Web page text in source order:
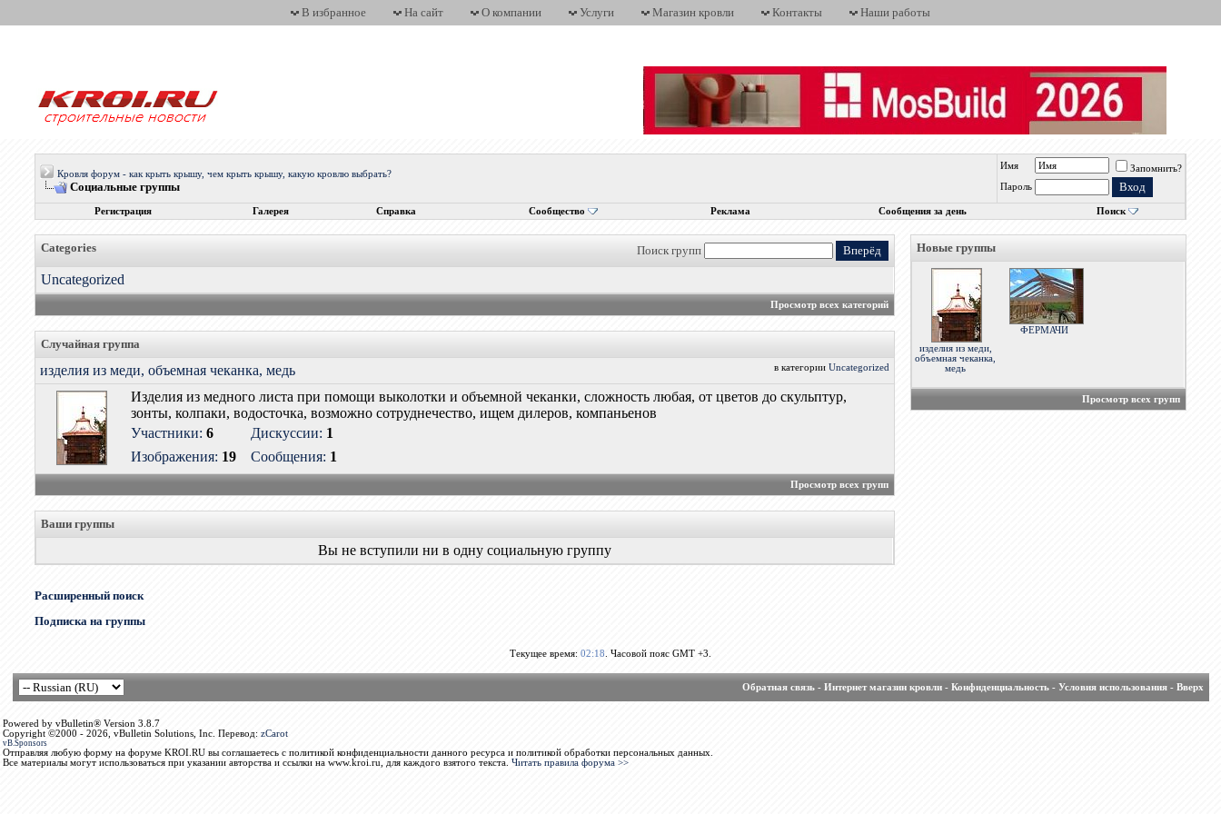
В избранное На сайт О компании Услуги Магазин кровли Контакты Наши работы
Кровля форум - как крыть крышу, чем крыть крышу, какую кровлю выбрать?
Социальные группы
Имя
Запомнить?
Пароль
Регистрация Галерея Справка Сообщество Реклама Сообщения за день Поиск
Поиск групп
Categories
Uncategorized
Просмотр всех категорий
Случайная группа
в категорииUncategorized
изделия из меди, объемная чеканка, медь
Изделия из медного листа при помощи выколотки и объемной чеканки, сложность любая, от цветов до скульптур,
зонты, колпаки, водосточка, возможно сотруднечество, ищем дилеров, компаньенов
Участники: 6
Изображения: 19
Дискуссии: 1
Сообщения: 1
Просмотр всех групп
Ваши группы
Вы не вступили ни в одну социальную группу
Новые группы
изделия из меди,
объемная чеканка,
медь
ФЕРМАЧИ
Просмотр всех групп
Расширенный поиск
Подписка на группы
Текущее время: 02:18 . Часовой пояс GMT +3.
Обратная связь- Интернет магазин кровли- Конфиденциальность- Условия использования- Вверх
Powered by vBulletin® Version 3.8.7
Copyright ©2000 - 2026, vBulletin Solutions, Inc. Перевод: zCarot
vB.Sponsors
Отправляя любую форму на форуме KROI.RU вы соглашаетесь с политикой конфиденциальности данного ресурса и политикой обработки персональных данных.
Все материалы могут использоваться при указании авторства и ссылки на www.kroi.ru, для каждого взятого текста. Читать правила форума >>